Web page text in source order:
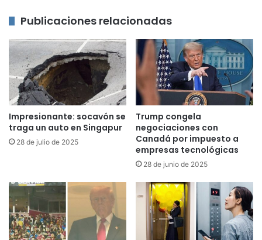
Publicaciones relacionadas
Impresionante: socavón se
traga un auto en Singapur
28 de julio de 2025
Trump congela
negociaciones con
Canadá por impuesto a
empresas tecnológicas
28 de junio de 2025